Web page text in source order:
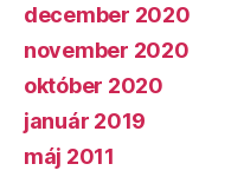
december 2020
november 2020
október 2020
január 2019
máj 2011